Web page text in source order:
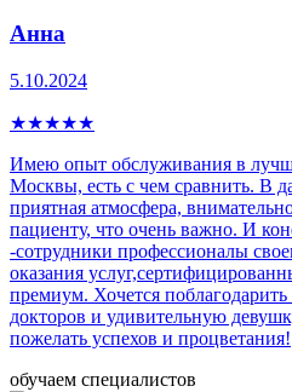
Анна
5.10.2024
★★★★★
Имею опыт обслуживания в
Москвы, есть с чем сравнить. В
приятная атмосфера,
пациенту, что очень важно. И
-сотрудники профессионалы
оказания
премиум. Хочется
докторов и удивительную
пожелать успехов и процветания!
обучаем специалистов